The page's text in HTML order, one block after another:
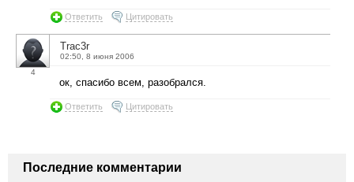
Ответить Цитировать
4
Trac3r
02:50, 8 июня 2006
ок, спасибо всем, разобрался.
Ответить Цитировать
Последние комментарии